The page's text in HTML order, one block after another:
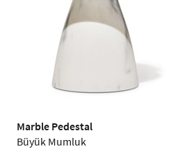
Marble Pedestal
Büyük Mumluk